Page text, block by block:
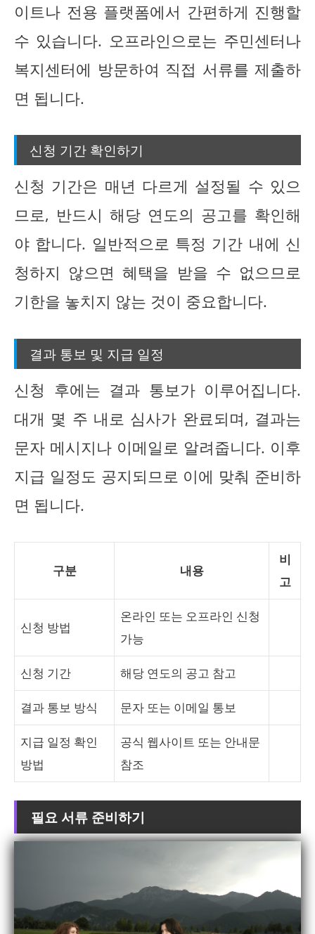
이트나 전용 플랫폼에서 간편하게 진행할
수 있습니다. 오프라인으로는 주민센터나
복지센터에 방문하여 직접 서류를 제출하
면 됩니다.
신청 기간 확인하기
신청 기간은 매년 다르게 설정될 수 있으
므로, 반드시 해당 연도의 공고를 확인해
야 합니다. 일반적으로 특정 기간 내에 신
청하지 않으면 혜택을 받을 수 없으므로
기한을 놓치지 않는 것이 중요합니다.
결과 통보 및 지급 일정
신청 후에는 결과 통보가 이루어집니다.
대개 몇 주 내로 심사가 완료되며, 결과는
문자 메시지나 이메일로 알려줍니다. 이후
지급 일정도 공지되므로 이에 맞춰 준비하
면 됩니다.
구분 내용
비
고
신청 방법
온라인 또는 오프라인 신청
가능
신청 기간 해당 연도의 공고 참고
결과 통보 방식 문자 또는 이메일 통보
지급 일정 확인
방법
공식 웹사이트 또는 안내문
참조
필요 서류 준비하기